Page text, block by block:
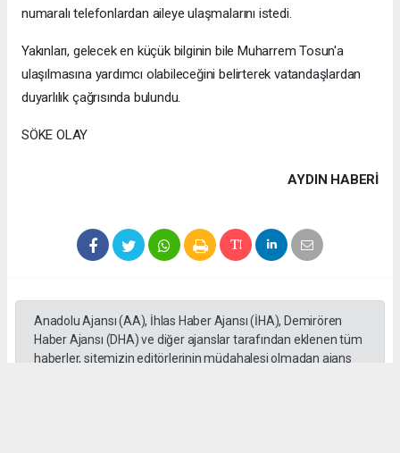
numaralı telefonlardan aileye ulaşmalarını istedi.
Yakınları, gelecek en küçük bilginin bile Muharrem Tosun'a
ulaşılmasına yardımcı olabileceğini belirterek vatandaşlardan
duyarlılık çağrısında bulundu.
SÖKE OLAY
AYDIN HABERİ
Anadolu Ajansı (AA), İhlas Haber Ajansı (İHA), Demirören
Haber Ajansı (DHA) ve diğer ajanslar tarafından eklenen tüm
haberler, sitemizin editörlerinin müdahalesi olmadan ajans